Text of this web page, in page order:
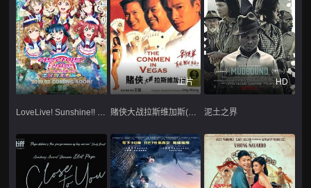
LoveLive! Sunshine!! 学园偶像电影 彩虹彼端 2019
正片
赌侠大战拉斯维加斯(粤语版)
HD
泥土之界